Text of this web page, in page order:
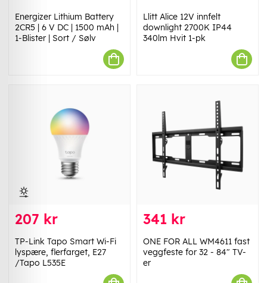
Energizer Lithium Battery
2CR5 | 6 V DC | 1500 mAh |
1-Blister | Sort / Sølv
Llitt Alice 12V innfelt
downlight 2700K IP44
340lm Hvit 1-pk
207 kr
TP-Link Tapo Smart Wi-Fi
lyspære, flerfarget, E27
/Tapo L535E
341 kr
ONE FOR ALL WM4611 fast
veggfeste for 32 - 84" TV-
er